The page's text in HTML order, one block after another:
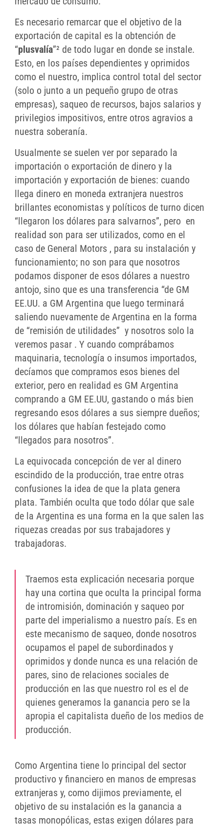
Es necesario remarcar que el objetivo de la
exportación de capital es la obtención de
“plusvalía”² de todo lugar en donde se instale.
Esto, en los países dependientes y oprimidos
como el nuestro, implica control total del sector
(solo o junto a un pequeño grupo de otras
empresas), saqueo de recursos, bajos salarios y
privilegios impositivos, entre otros agravios a
nuestra soberanía.
Usualmente se suelen ver por separado la
importación o exportación de dinero y la
importación y exportación de bienes: cuando
llega dinero en moneda extranjera nuestros
brillantes economistas y políticos de turno dicen
“llegaron los dólares para salvarnos”, pero en
realidad son para ser utilizados, como en el
caso de General Motors , para su instalación y
funcionamiento; no son para que nosotros
podamos disponer de esos dólares a nuestro
antojo, sino que es una transferencia “de GM
EE.UU. a GM Argentina que luego terminará
saliendo nuevamente de Argentina en la forma
de “remisión de utilidades” y nosotros solo la
veremos pasar . Y cuando comprábamos
maquinaria, tecnología o insumos importados,
decíamos que compramos esos bienes del
exterior, pero en realidad es GM Argentina
comprando a GM EE.UU, gastando o más bien
regresando esos dólares a sus siempre dueños;
los dólares que habían festejado como
“llegados para nosotros”.
La equivocada concepción de ver al dinero
escindido de la producción, trae entre otras
confusiones la idea de que la plata genera
plata. También oculta que todo dólar que sale
de la Argentina es una forma en la que salen las
riquezas creadas por sus trabajadores y
trabajadoras.
Traemos esta explicación necesaria porque
hay una cortina que oculta la principal forma
de intromisión, dominación y saqueo por
parte del imperialismo a nuestro país. Es en
este mecanismo de saqueo, donde nosotros
ocupamos el papel de subordinados y
oprimidos y donde nunca es una relación de
pares, sino de relaciones sociales de
producción en las que nuestro rol es el de
quienes generamos la ganancia pero se la
apropia el capitalista dueño de los medios de
producción.
Como Argentina tiene lo principal del sector
productivo y financiero en manos de empresas
extranjeras y, como dijimos previamente, el
objetivo de su instalación es la ganancia a
tasas monopólicas, estas exigen dólares para